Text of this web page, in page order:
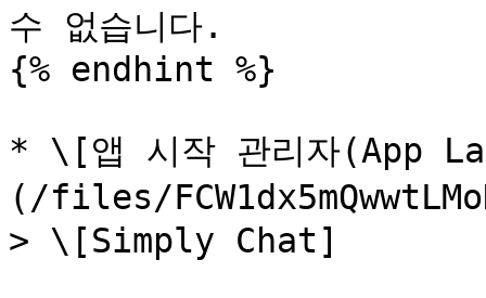
수 없습니다.
{% endhint %}
* \[앱 시작 관리자(App
(/files/
> \[Simply Chat]